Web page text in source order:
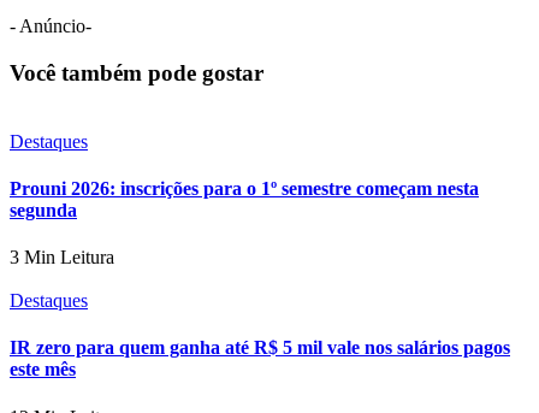
- Anúncio-
Você também pode gostar
Destaques
Prouni 2026: inscrições para o 1º semestre começam nesta
segunda
3 Min Leitura
Destaques
IR zero para quem ganha até R$ 5 mil vale nos salários pagos
este mês